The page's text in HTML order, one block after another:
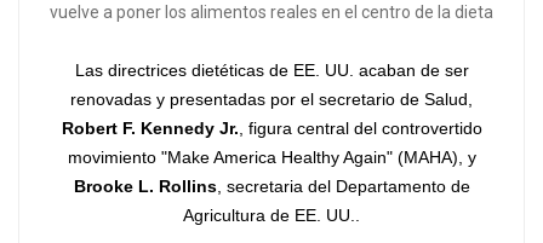
vuelve a poner los alimentos reales en el centro de la dieta
Las directrices dietéticas de EE. UU. acaban de ser
renovadas y presentadas por el secretario de Salud,
Robert F. Kennedy Jr. , figura central del controvertido
movimiento "Make America Healthy Again" (MAHA), y
Brooke L. Rollins, secretaria del Departamento de
Agricultura de EE. UU..